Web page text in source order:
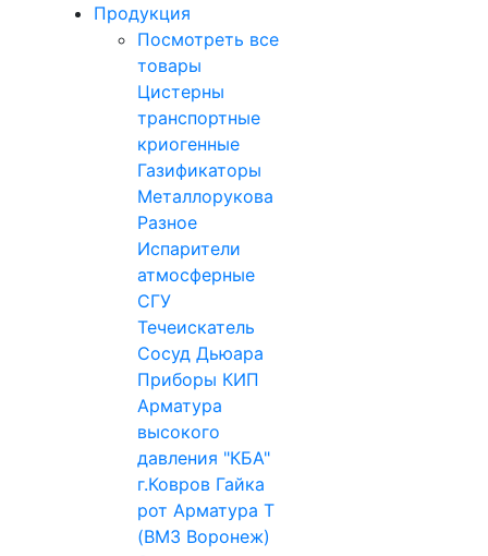
Продукция
Посмотреть все
товары
Цистерны
транспортные
криогенные
Газификаторы
Металлорукова
Разное
Испарители
атмосферные
СГУ
Течеискатель
Сосуд Дьюара
Приборы КИП
Арматура
высокого
давления "КБА"
г.Ковров Гайка
рот Арматура Т
(ВМЗ Воронеж)